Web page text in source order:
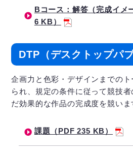
Bコース：解答（完成イメ
6 KB）
DTP（デスクトップパ
企画力と色彩・デザインまでの
られ、規定の条件に従って競技
だ効果的な作品の完成度を競いま
課題（PDF 235 KB）